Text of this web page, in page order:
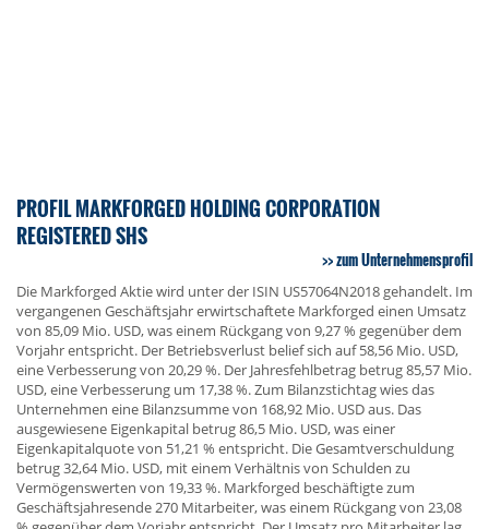
PROFIL MARKFORGED HOLDING CORPORATION
REGISTERED SHS
zum Unternehmensprofil
Die Markforged Aktie wird unter der ISIN US57064N2018 gehandelt. Im
vergangenen Geschäftsjahr erwirtschaftete Markforged einen Umsatz
von 85,09 Mio. USD, was einem Rückgang von 9,27 % gegenüber dem
Vorjahr entspricht. Der Betriebsverlust belief sich auf 58,56 Mio. USD,
eine Verbesserung von 20,29 %. Der Jahresfehlbetrag betrug 85,57 Mio.
USD, eine Verbesserung um 17,38 %. Zum Bilanzstichtag wies das
Unternehmen eine Bilanzsumme von 168,92 Mio. USD aus. Das
ausgewiesene Eigenkapital betrug 86,5 Mio. USD, was einer
Eigenkapitalquote von 51,21 % entspricht. Die Gesamtverschuldung
betrug 32,64 Mio. USD, mit einem Verhältnis von Schulden zu
Vermögenswerten von 19,33 %. Markforged beschäftigte zum
Geschäftsjahresende 270 Mitarbeiter, was einem Rückgang von 23,08